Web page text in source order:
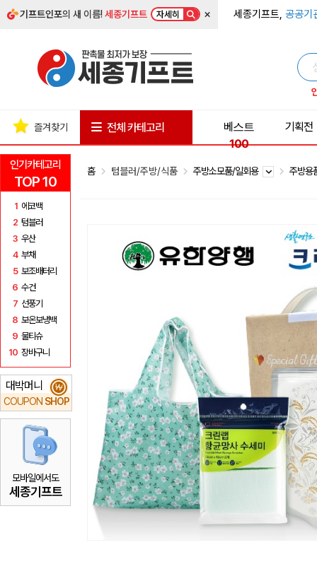
기프트인포의 새 이름!세종기프트 자세히 × 세종기프트, 공공기
인기카테고리
TOP 10
1 에코백
2 텀블러
3 우산
4 부채
5 보조배터리
6 수건
7 선풍기
8 보온보냉백
9 물티슈
10 장바구니
대박머니
COUPON SHOP
₩
모바일에서도
세종기프트
즐겨찾기 전체 카테고리
베스트
100
기획전
홈 텀블러/주방/식품 주방소모품/일회용 주방